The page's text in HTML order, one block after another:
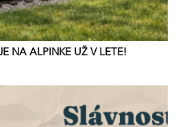
NA ALPINKE UŽ V LETE!